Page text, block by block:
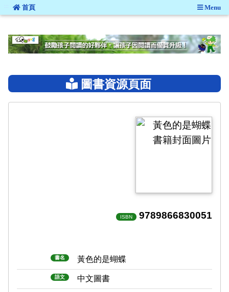
::: 首頁 Menu
圖書資源頁面
ISBN 9789866830051
書名 黃色的是蝴蝶
語文 中文圖書